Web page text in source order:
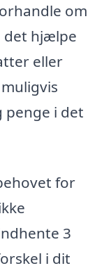
om
det hjælpe
eller
penge i det
for
3
i dit